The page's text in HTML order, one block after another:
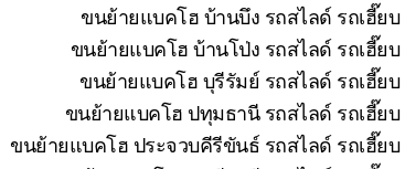
ขนย้ายแบคโฮ บ้านบึง รถสไลด์ รถเฮี๊ย
ขนย้ายแบคโฮ บ้านโป่ง รถสไลด์ รถเฮี๊ย
ขนย้ายแบคโฮ บุรีรัมย์ รถสไลด์ รถเฮี๊ย
ขนย้ายแบคโฮ ปทุมธานี รถสไลด์ รถเฮี๊ย
ขนย้ายแบคโฮ ประจวบคีรีขันธ์ รถสไลด์ รถเฮี๊ย